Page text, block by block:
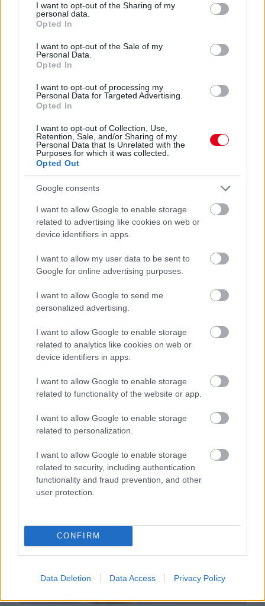
not limited to your visit or usage behaviour. You may click to
grant or deny consent to Google and its third-party tags to
use your data for below specified purposes in below Google
consent section.
I want to opt-out of the Sharing of my
personal data.
Opted In
I want to opt-out of the Sale of my
Personal Data.
Opted In
I want to opt-out of processing my
Personal Data for Targeted Advertising.
Opted In
I want to opt-out of Collection, Use,
Retention, Sale, and/or Sharing of my
Personal Data that Is Unrelated with the
Purposes for which it was collected.
Opted Out
Google consents
I want to allow Google to enable storage
related to advertising like cookies on web or
device identifiers in apps.
I want to allow my user data to be sent to
Google for online advertising purposes.
I want to allow Google to send me
personalized advertising.
I want to allow Google to enable storage
related to analytics like cookies on web or
device identifiers in apps.
I want to allow Google to enable storage
related to functionality of the website or app.
I want to allow Google to enable storage
related to personalization.
I want to allow Google to enable storage
related to security, including authentication
functionality and fraud prevention, and other
user protection.
CONFIRM
Data Deletion Data Access Privacy Policy
Ettől lesz a tiéd a leggyönyörűbb muskátli a környéken
24 óra
megoldás, mint gondolnád
Nem ecettel és nem szódabikarbónával: ezzel lesz